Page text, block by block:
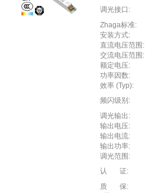
调光接口:
Zhaga标准:
安装方式:
直流电压范围:
交流电压范围:
额定电压:
功率因数:
效率 (Typ):
频闪级别:
调光输出:
输出电压:
输出电流:
输出功率:
调光范围:
认 证:
质 保: